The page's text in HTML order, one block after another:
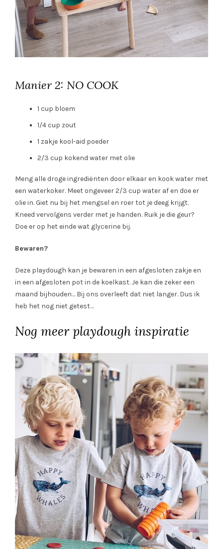
Manier 2: NO COOK
1 cup bloem
1/4 cup zout
1 zakje kool-aid poeder
2/3 cup kokend water met olie
Meng alle droge ingrediënten door elkaar en kook water met
een waterkoker. Meet ongeveer 2/3 cup water af en doe er
olie in. Giet nu bij het mengsel en roer tot je deeg krijgt.
Kneed vervolgens verder met je handen. Ruik je die geur?
Doe er op het einde wat glycerine bij.
Bewaren?
Deze playdough kan je bewaren in een afgesloten zakje en
in een afgesloten pot in de koelkast. Je kan die zeker een
maand bijhouden… Bij ons overleeft dat niet langer. Dus ik
heb het nog niet getest…
Nog meer playdough inspiratie